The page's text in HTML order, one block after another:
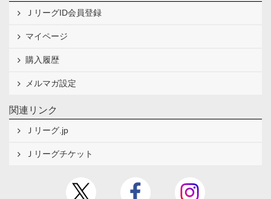
ＪリーグID会員登録
マイページ
購入履歴
メルマガ設定
関連リンク
Ｊリーグ.jp
Ｊリーグチケット